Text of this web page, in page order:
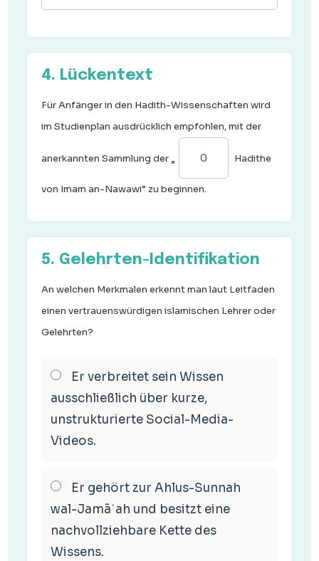
4. Lückentext
Für Anfänger in den Hadith-Wissenschaften wird
im Studienplan ausdrücklich empfohlen, mit der
anerkannten Sammlung der „ Hadithe
von Imam an-Nawawi“ zu beginnen.
5. Gelehrten-Identifikation
An welchen Merkmalen erkennt man laut Leitfaden
einen vertrauenswürdigen islamischen Lehrer oder
Gelehrten?
Er verbreitet sein Wissen
ausschließlich über kurze,
unstrukturierte Social-Media-
Videos.
Er gehört zur Ahlus-Sunnah
wal-Jamāʿah und besitzt eine
nachvollziehbare Kette des
Wissens.